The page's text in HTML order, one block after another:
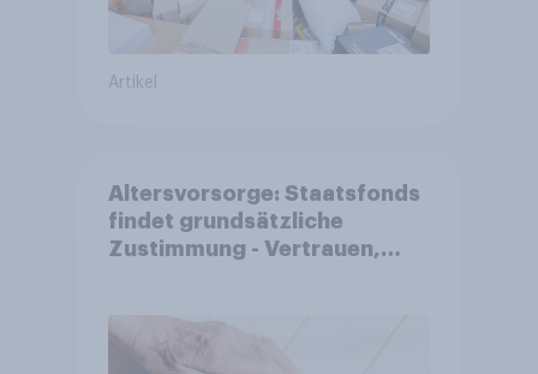
Artikel
Altersvorsorge: Staatsfonds
findet grundsätzliche
Zustimmung - Vertrauen,
Akzeptanz